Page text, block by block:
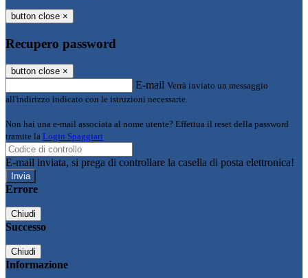
button close ×
Recupero password
button close ×
E-mail Verrà inviato un messaggio
all'indirizzo indicato con le istruzioni necessarie.
Non hai una e-mail associata al nome utente? Effettua il reset della password
tramite la Login Spaggiari
E-mail inviata, si prega di controllare la casella di posta elettronica!
Errore
Chiudi
Successo
Chiudi
Informazione